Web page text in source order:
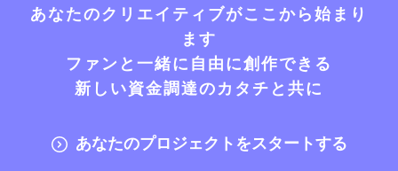
あなたのクリエイティブがここから始まり
ます
ファンと一緒に自由に創作できる
新しい資金調達のカタチと共に
あなたのプロジェクトをスタートする